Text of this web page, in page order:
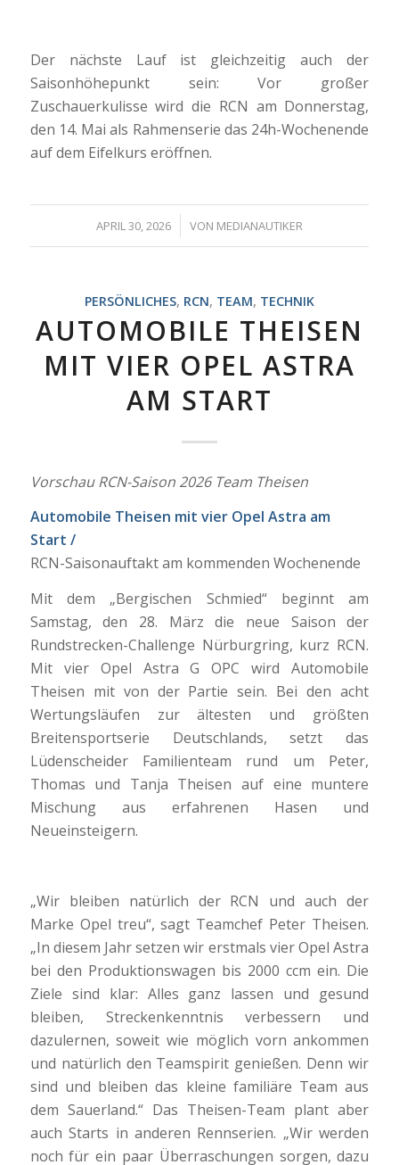
Der nächste Lauf ist gleichzeitig auch der
Saisonhöhepunkt sein: Vor großer
Zuschauerkulisse wird die RCN am Donnerstag,
den 14. Mai als Rahmenserie das 24h-Wochenende
auf dem Eifelkurs eröffnen.
APRIL 30, 2026
/ VON MEDIANAUTIKER
PERSÖNLICHES, RCN, TEAM, TECHNIK
AUTOMOBILE THEISEN
MIT VIER OPEL ASTRA
AM START
Vorschau RCN-Saison 2026 Team Theisen
Automobile Theisen mit vier Opel Astra am
Start /
RCN-Saisonauftakt am kommenden Wochenende
Mit dem „Bergischen Schmied“ beginnt am
Samstag, den 28. März die neue Saison der
Rundstrecken-Challenge Nürburgring, kurz RCN.
Mit vier Opel Astra G OPC wird Automobile
Theisen mit von der Partie sein. Bei den acht
Wertungsläufen zur ältesten und größten
Breitensportserie Deutschlands, setzt das
Lüdenscheider Familienteam rund um Peter,
Thomas und Tanja Theisen auf eine muntere
Mischung aus erfahrenen Hasen und
Neueinsteigern.
„Wir bleiben natürlich der RCN und auch der
Marke Opel treu“, sagt Teamchef Peter Theisen.
„In diesem Jahr setzen wir erstmals vier Opel Astra
bei den Produktionswagen bis 2000 ccm ein. Die
Ziele sind klar: Alles ganz lassen und gesund
bleiben, Streckenkenntnis verbessern und
dazulernen, soweit wie möglich vorn ankommen
und natürlich den Teamspirit genießen. Denn wir
sind und bleiben das kleine familiäre Team aus
dem Sauerland.“ Das Theisen-Team plant aber
auch Starts in anderen Rennserien. „Wir werden
noch für ein paar Überraschungen sorgen, dazu